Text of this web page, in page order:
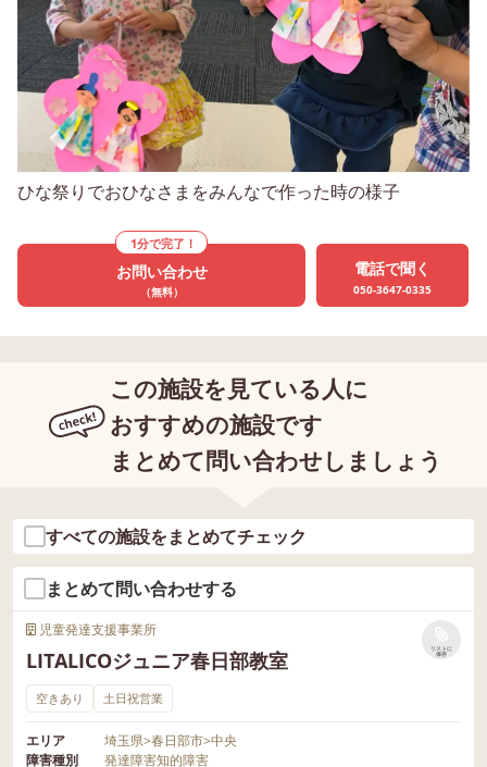
ひな祭りでおひなさまをみんなで作った時の様子
1分で完了！
お問い合わせ
（無料）
電話で聞く
050-3647-0335
この施設を見ている人に
おすすめの施設です
まとめて問い合わせしましょう
すべての施設をまとめてチェック
まとめて問い合わせする
児童発達支援事業所
LITALICOジュニア春日部教室
リストに
保存
空きあり 土日祝営業
エリア 埼玉県>春日部市>中央
障害種別
発達障害知的障害